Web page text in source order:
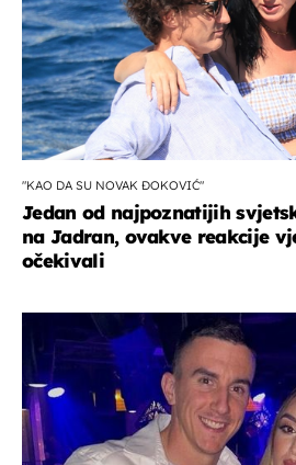
"KAO DA SU NOVAK ĐOKOVIĆ"
Jedan od najpoznatijih
na Jadran, ovakve reakcije
očekivali